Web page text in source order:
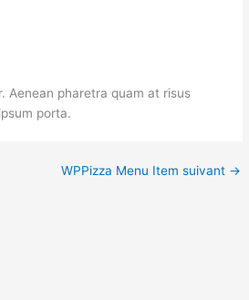
Aenean pharetra quam at risus
porta.
WPPizza Menu Item suivant →